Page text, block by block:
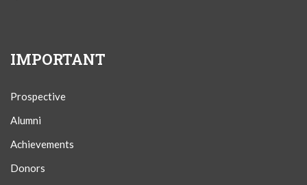
IMPORTANT
Prospective
Alumni
Achievements
Donors